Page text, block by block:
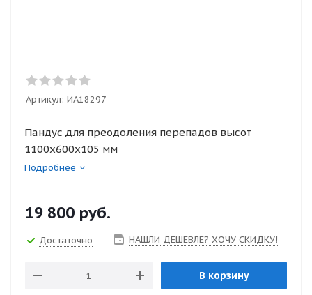
Артикул: ИА18297
Пандус для преодоления перепадов высот
1100х600х105 мм
Подробнее
19 800 руб.
Достаточно НАШЛИ ДЕШЕВЛЕ? ХОЧУ СКИДКУ!
В корзину